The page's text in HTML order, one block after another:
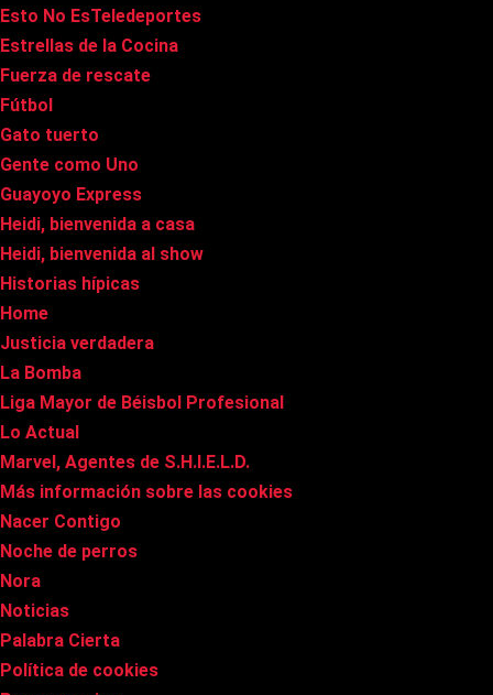
Esto No EsTeledeportes
Estrellas de la Cocina
Fuerza de rescate
Fútbol
Gato tuerto
Gente como Uno
Guayoyo Express
Heidi, bienvenida a casa
Heidi, bienvenida al show
Historias hípicas
Home
Justicia verdadera
La Bomba
Liga Mayor de Béisbol Profesional
Lo Actual
Marvel, Agentes de S.H.I.E.L.D.
Más información sobre las cookies
Nacer Contigo
Noche de perros
Nora
Noticias
Palabra Cierta
Política de cookies